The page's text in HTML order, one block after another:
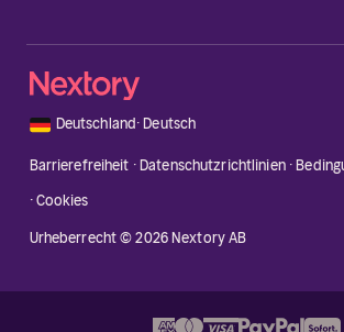
🇩🇪 Deutschland·Deutsch
Barrierefreiheit ·Datenschutzrichtlinien·
·Cookies
Urheberrecht © 2026 Nextory AB